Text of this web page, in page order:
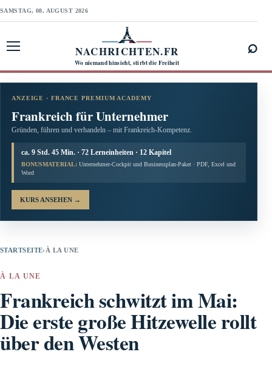
SAMSTAG, 08. AUGUST 2026
NACHRICHTEN.FR
Wo niemand hinsieht, stirbt die Freiheit
⌕
ANZEIGE · FRANCE PREMIUM ACADEMY
Frankreich für Unternehmer
Gründen, führen und verhandeln – mit Frankreich-Kompetenz.
ca. 9 Std. 45 Min. · 72 Lerneinheiten · 12 Kapitel
BONUSMATERIAL: Unternehmer-Cockpit und Businessplan-Paket · PDF, Excel und
Word
KURS ANSEHEN →
STARTSEITE› À LA UNE
À LA UNE
Frankreich schwitzt im Mai:
Die erste große Hitzewelle rollt
über den Westen